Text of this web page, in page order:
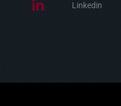
Linkedin